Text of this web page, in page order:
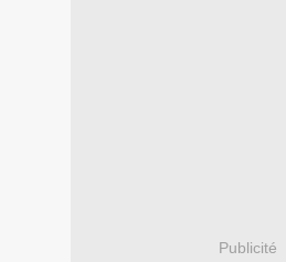
Publicité